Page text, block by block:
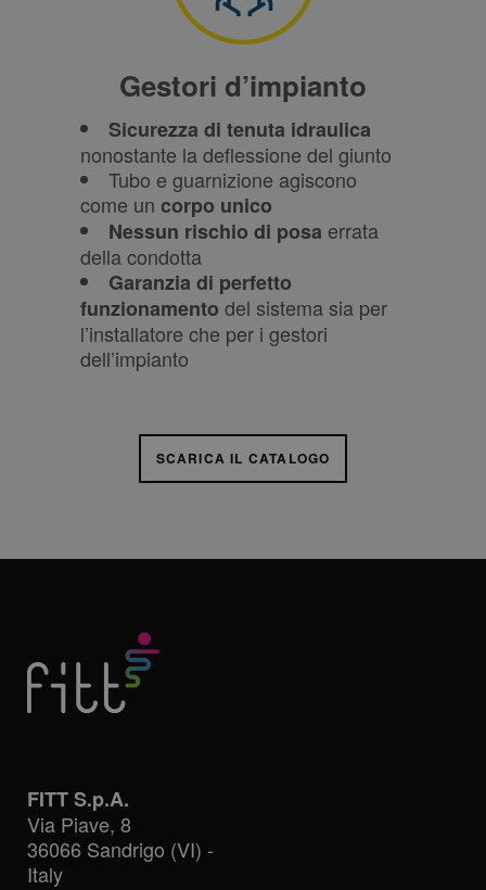
Gestori d’impianto
Sicurezza di tenuta idraulica
nonostante la deflessione del giunto
Tubo e guarnizione agiscono
come un corpo unico
Nessun rischio di posa errata
della condotta
Garanzia di perfetto
funzionamento del sistema sia per
l’installatore che per i gestori
dell’impianto
SCARICA IL CATALOGO
FITT S.p.A.
Via Piave, 8
36066 Sandrigo (VI) -
Italy